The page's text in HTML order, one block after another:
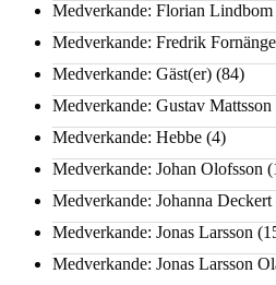
Medverkande: Florian Lindbom
Medverkande: Fredrik
Medverkande: Gäst(er) (84)
Medverkande: Gustav Mattsson
Medverkande: Hebbe (4)
Medverkande: Johan Olofsson
Medverkande: Johanna Deckert
Medverkande: Jonas Larsson
Medverkande: Jonas Larsson